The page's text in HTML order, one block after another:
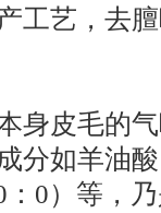
工艺，去
皮毛的气
分如羊油
：0）等，